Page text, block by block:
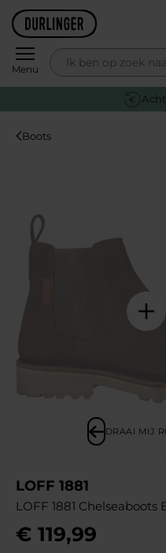
Skip to content
Menu
Boots
DRAAI MIJ
LOFF 1881
LOFF 1881 Chelseaboots
€ 119,99